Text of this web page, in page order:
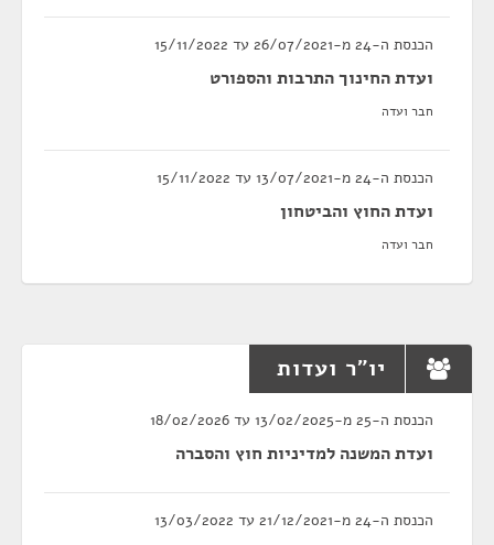
הכנסת ה-24 מ-26/07/2021 עד 15/11/2022
ועדת החינוך התרבות והספורט
חבר ועדה
הכנסת ה-24 מ-13/07/2021 עד 15/11/2022
ועדת החוץ והביטחון
חבר ועדה
יו"ר ועדות
הכנסת ה-25 מ-13/02/2025 עד 18/02/2026
ועדת המשנה למדיניות חוץ והסברה
הכנסת ה-24 מ-21/12/2021 עד 13/03/2022